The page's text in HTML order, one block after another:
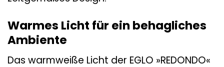
Warmes Licht für ein behagliches
Ambiente
Das warmweiße Licht der EGLO »REDONDO«